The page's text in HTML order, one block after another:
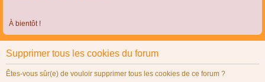
À bientôt !
Supprimer tous les cookies du forum
Êtes-vous sûr(e) de vouloir supprimer tous les cookies de ce forum ?